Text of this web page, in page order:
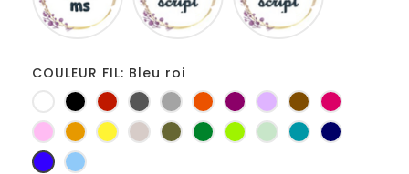
COULEUR FIL: Bleu roi
BlancNoir RougeGris
foncé
Gris
clair
OrangePruneLilasMarronFuchsia
RoseJaune
d'or
jauneFicelleKaki Vert
bouteille
Anis
Vert
d'eau
Turquoise
Marine
BleuBleu